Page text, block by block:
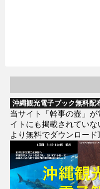
沖縄観光電子ブック無料配
当サイト「幹事の壺」
イトにも掲載されてい
より無料でダウンロード